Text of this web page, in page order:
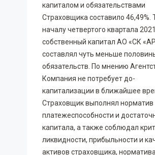
капиталом и обязательствами
Страховщика составило 46,49%.
началу четвертого квартала
собственный капитал АО «СК
составлял чуть меньше
обязательств. По мнению
Компания не потребует до-
капитализации в ближайшее
Страховщик выполнял норматив
платежеспособности и
капитала, а также соблюдал
ликвидности, прибыльности и
активов страховщика, норматива